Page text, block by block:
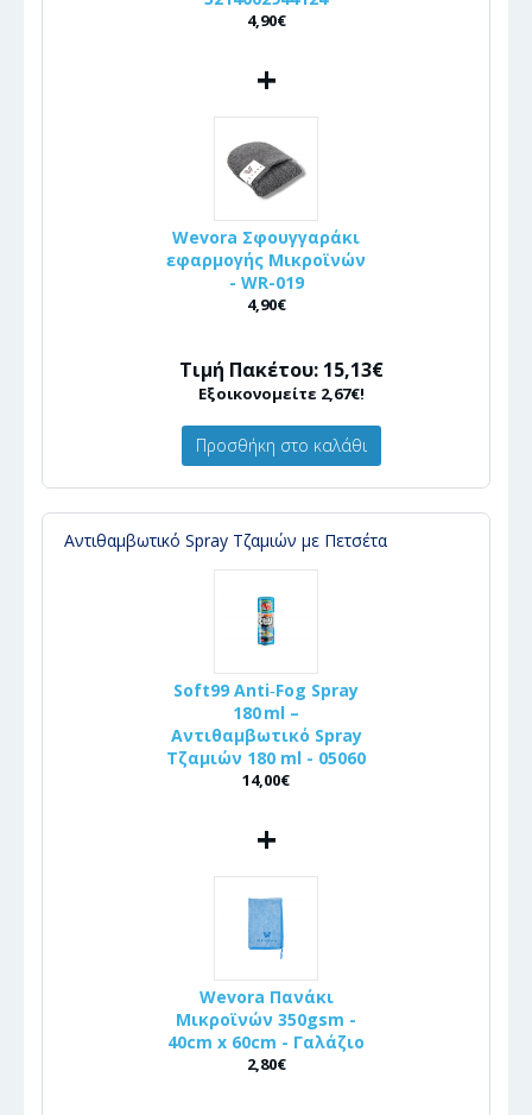
4,90€
+
Wevora Σφουγγαράκι
εφαρμογής Μικροϊνών
- WR-019
4,90€
Τιμή Πακέτου: 15,13€
Εξοικονομείτε 2,67€!
Προσθήκη στο καλάθι
Αντιθαμβωτικό Spray Τζαμιών με Πετσέτα
Soft99 Anti‑Fog Spray
180 ml –
Αντιθαμβωτικό Spray
Τζαμιών 180 ml - 05060
14,00€
+
Wevora Πανάκι
Μικροϊνών 350gsm -
40cm x 60cm - Γαλάζιο
2,80€